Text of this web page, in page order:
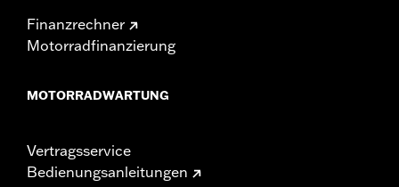
Finanzrechner
Motorradfinanzierung
MOTORRADWARTUNG
Vertragsservice
Bedienungsanleitungen